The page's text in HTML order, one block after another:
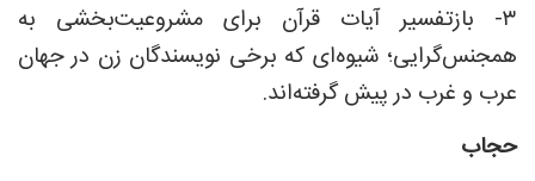
۳- بازتفسیر آیات قرآن برای مشروعیت‌بخشی به
همجنس‌گرایی؛ شیوه‌ای که برخی نویسندگان زن در جهان
عرب و غرب در پیش گرفته‌اند.
حجاب